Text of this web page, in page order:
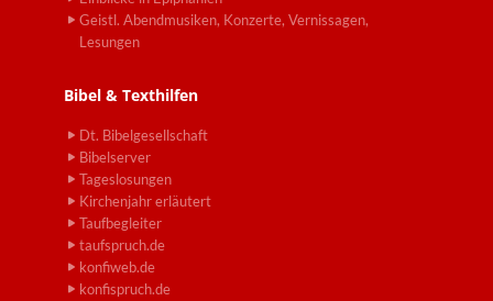
Geistl. Abendmusiken, Konzerte, Vernissagen,
Lesungen
Bibel & Texthilfen
Dt. Bibelgesellschaft
Bibelserver
Tageslosungen
Kirchenjahr erläutert
Taufbegleiter
taufspruch.de
konfiweb.de
konfispruch.de